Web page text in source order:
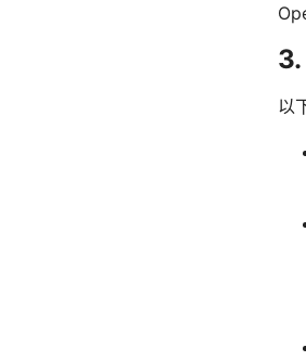
3.
以